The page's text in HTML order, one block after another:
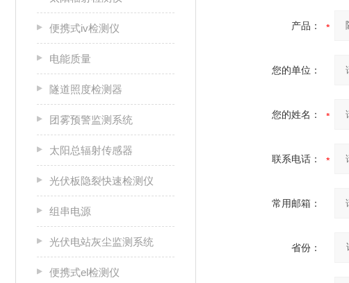
便携式iv检测仪
电能质量
隧道照度检测器
团雾预警监测系统
太阳总辐射传感器
光伏板隐裂快速检测仪
组串电源
光伏电站灰尘监测系统
便携式el检测仪
产品：
您的单位：
您的姓名：
联系电话：
常用邮箱：
省份：